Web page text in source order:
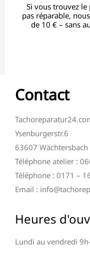
Si vous trouvez
pas réparable,
de 10 € – sans
Contact
Ysenburgerstr.6
63607 Wächtersbach
Téléphone atelier :
Téléphone : 0171 –
Email :
Heures
Lundi au vendredi